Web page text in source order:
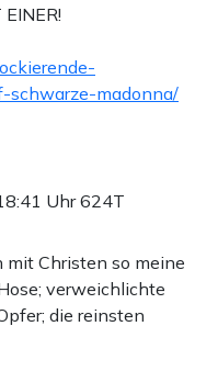
schwarze-madonna/
Uhr624T
mit Christen so meine
verweichlichte
die reinsten